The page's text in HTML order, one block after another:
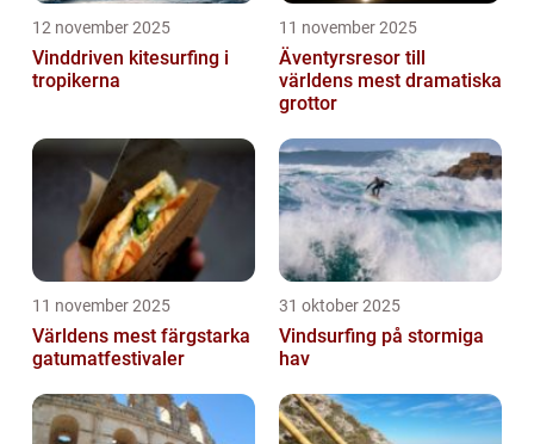
12 november 2025
Vinddriven kitesurfing i
tropikerna
11 november 2025
Äventyrsresor till
världens mest dramatiska
grottor
11 november 2025
Världens mest färgstarka
gatumatfestivaler
31 oktober 2025
Vindsurfing på stormiga
hav